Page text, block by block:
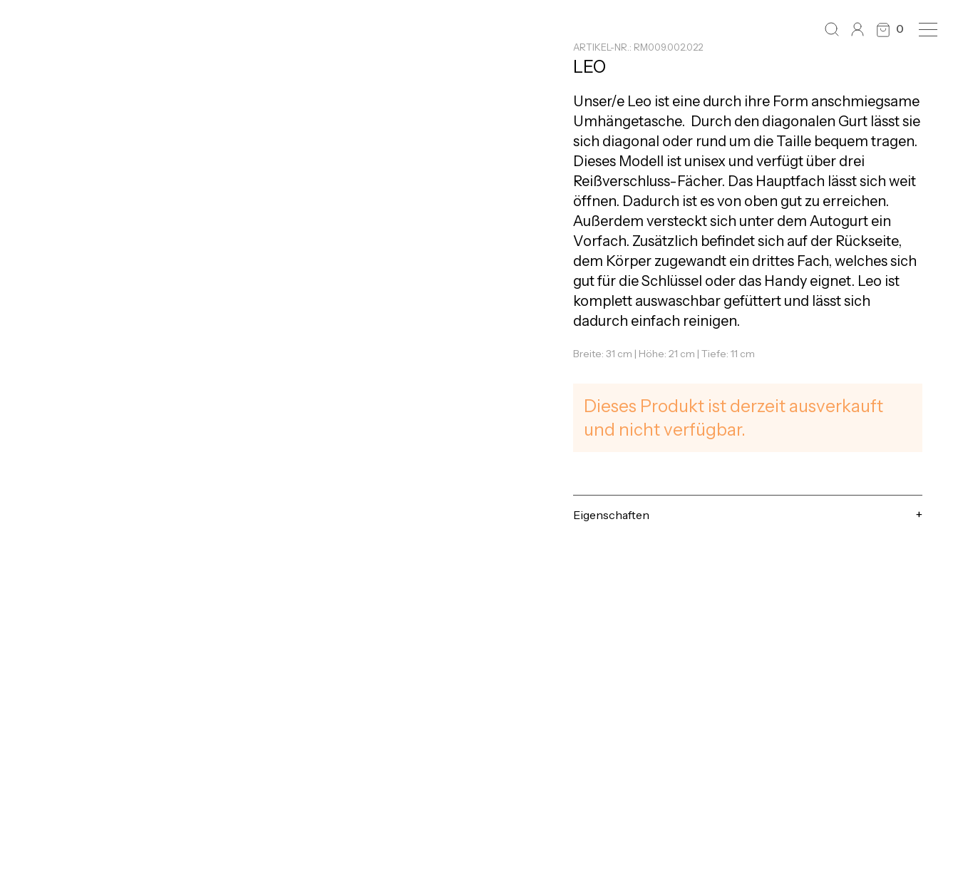
0
ARTIKEL-NR.: RM009.002.022
LEO
Unser/e Leo ist eine durch ihre Form anschmiegsame
Umhängetasche. Durch den diagonalen Gurt lässt sie
sich diagonal oder rund um die Taille bequem tragen.
Dieses Modell ist unisex und verfügt über drei
Reißverschluss-Fächer. Das Hauptfach lässt sich weit
öffnen. Dadurch ist es von oben gut zu erreichen.
Außerdem versteckt sich unter dem Autogurt ein
Vorfach. Zusätzlich befindet sich auf der Rückseite,
dem Körper zugewandt ein drittes Fach, welches sich
gut für die Schlüssel oder das Handy eignet. Leo ist
komplett auswaschbar gefüttert und lässt sich
dadurch einfach reinigen.
Breite: 31 cm | Höhe: 21 cm | Tiefe: 11 cm
Dieses Produkt ist derzeit ausverkauft
und nicht verfügbar.
Eigenschaften